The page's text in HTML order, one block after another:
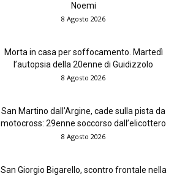
Noemi
8 Agosto 2026
Morta in casa per soffocamento. Martedì
l’autopsia della 20enne di Guidizzolo
8 Agosto 2026
San Martino dall’Argine, cade sulla pista da
motocross: 29enne soccorso dall’elicottero
8 Agosto 2026
San Giorgio Bigarello, scontro frontale nella